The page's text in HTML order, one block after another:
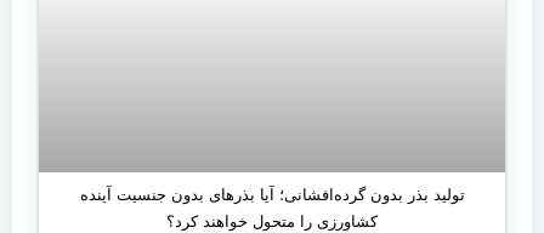
تولید بذر بدون گرده‌افشانی؛ آیا بذرهای بدون جنسیت آینده
کشاورزی را متحول خواهند کرد؟